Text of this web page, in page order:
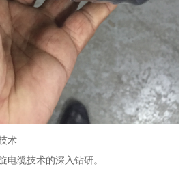
术
电缆技术的深入钻研。